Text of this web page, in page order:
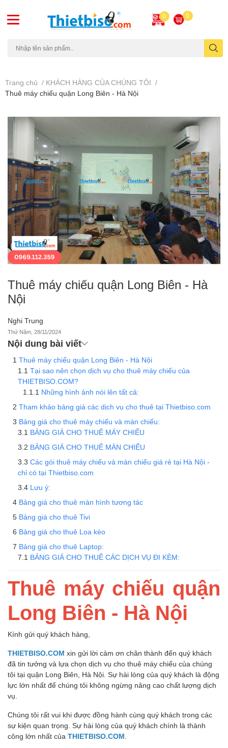
0 0
Trang chủ / KHÁCH HÀNG CỦA CHÚNG TÔI /
Thuê máy chiếu quận Long Biên - Hà Nội
Thuê máy chiếu quận Long Biên - Hà
Nội
Nghi Trung
Thứ Năm, 28/11/2024
Nội dung bài viết
Thuê máy chiếu quận Long Biên - Hà Nội
Tại sao nên chọn dịch vụ cho thuê máy chiếu của
THIETBISO.COM?
Những hình ảnh nói lên tất cả:
Tham khảo bảng giá các dịch vụ cho thuê tại Thietbiso.com
Bảng giá cho thuê máy chiếu và màn chiếu:
BẢNG GIÁ CHO THUÊ MÁY CHIẾU
BẢNG GIÁ CHO THUÊ MÀN CHIẾU
Các gói thuê máy chiếu và màn chiếu giá rẻ tại Hà Nội -
chỉ có tại Thietbiso.com
Lưu ý:
Bảng giá cho thuê màn hình tương tác
Bảng giá cho thuê Tivi
Bảng giá cho thuê Loa kéo
Bảng giá cho thuê Laptop:
BẢNG GIÁ CHO THUÊ CÁC DỊCH VỤ ĐI KÈM:
Thuê máy chiếu quận
Long Biên - Hà Nội
Kính gửi quý khách hàng,
THIETBISO.COM xin gửi lời cảm ơn chân thành đến quý khách
đã tin tưởng và lựa chọn dịch vụ cho thuê máy chiếu của chúng
tôi tại quận Long Biên, Hà Nội. Sự hài lòng của quý khách là động
lực lớn nhất để chúng tôi không ngừng nâng cao chất lượng dịch
vụ.
Chúng tôi rất vui khi được đồng hành cùng quý khách trong các
sự kiện quan trọng. Sự hài lòng của quý khách chính là thành
công lớn nhất của THIETBISO.COM